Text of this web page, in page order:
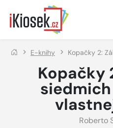
Přejít na hlavní obsah
E-knihy Kopačky 2:
Kopačky
Roberto